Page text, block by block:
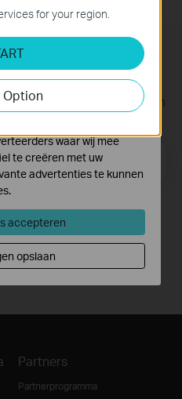
samenwerkingen
Meld je aan
Partners
Partnerprogramma
for your region.
Option
uitgeschakeld.
ons de mogelijkheid uw
te volgen en zo de
aan te passen en te
waar wij mee
te creëren met uw
advertenties te kunnen
accepteren
opslaan